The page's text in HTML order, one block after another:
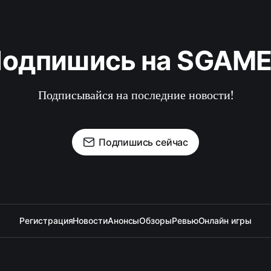
на
Подписывайся на последние новости!
Подпишись сейчас
РегистрацияНовостиАнонсыОбзорыРевьюОнлайн игры